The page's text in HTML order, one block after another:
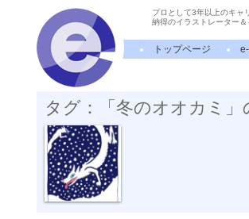
プロとして3年以上のキャ
納得のイラストレーター＆
トップページ
タグ：「冬のオオカミ」
吹雪いた夜